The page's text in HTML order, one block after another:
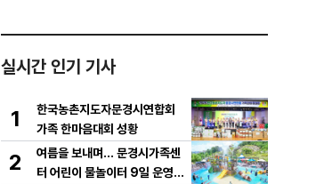
실시간 인기 기사
1
한국농촌지도자문경시연합회
가족 한마음대회 성황
2
여름을 보내며… 문경시가족센
터 어린이 물놀이터 9일 운영